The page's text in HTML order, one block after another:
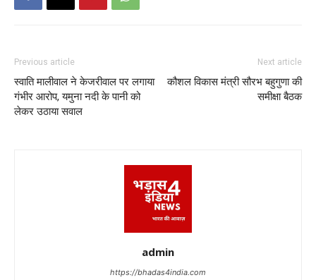
Previous article
स्वाति मालीवाल ने केजरीवाल पर लगाया
गंभीर आरोप, यमुना नदी के पानी को
लेकर उठाया सवाल
Next article
कौशल विकास मंत्री सौरभ बहुगुणा की
समीक्षा बैठक
admin
https://bhadas4india.com